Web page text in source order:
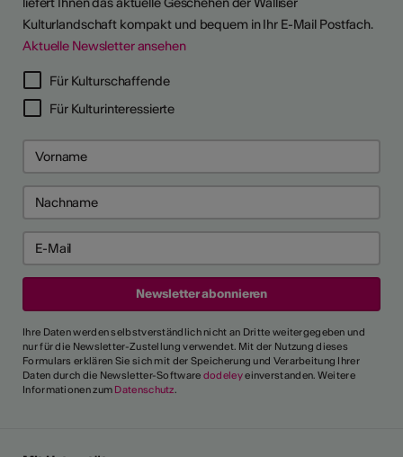
Kulturlandschaft kompakt und bequem in Ihr E-Mail Postfach.
Aktuelle Newsletter ansehen
Für Kulturschaffende
Für Kulturinteressierte
Ihre Daten werden selbstverständlich nicht an Dritte weitergegeben und
nur für die Newsletter-Zustellung verwendet. Mit der Nutzung dieses
Formulars erklären Sie sich mit der Speicherung und Verarbeitung Ihrer
Daten durch die Newsletter-Software dodeleyeinverstanden. Weitere
Informationen zum Datenschutz.